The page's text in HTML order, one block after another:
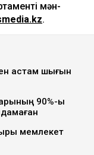
мән-
.
астам шығын
90%-ы
мемлекет